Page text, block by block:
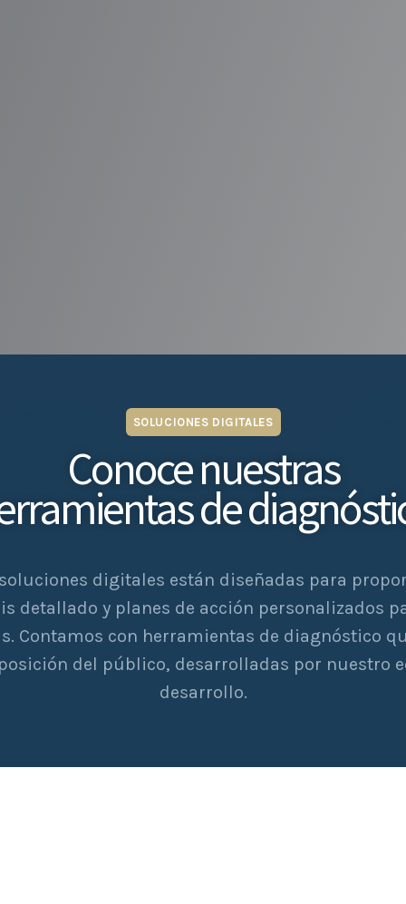
SOLUCIONES DIGITALES
Conoce nuestras
de
digitales están diseñadas para
detallado y planes de acción personalizados
Contamos con herramientas de diagnóstico
del público, desarrolladas por nuestro
desarrollo.